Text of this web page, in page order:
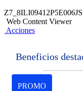
Web Content Viewer
Acciones
Beneficios
PROMO